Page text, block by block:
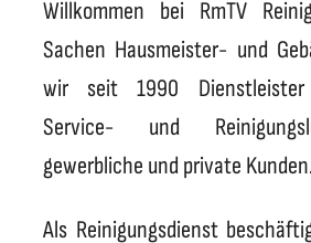
Willkommen bei RmTV
Sachen Hausmeister- und
wir seit 1990
Service- und
gewerbliche und private Kunden.
Als Reinigungsdienst